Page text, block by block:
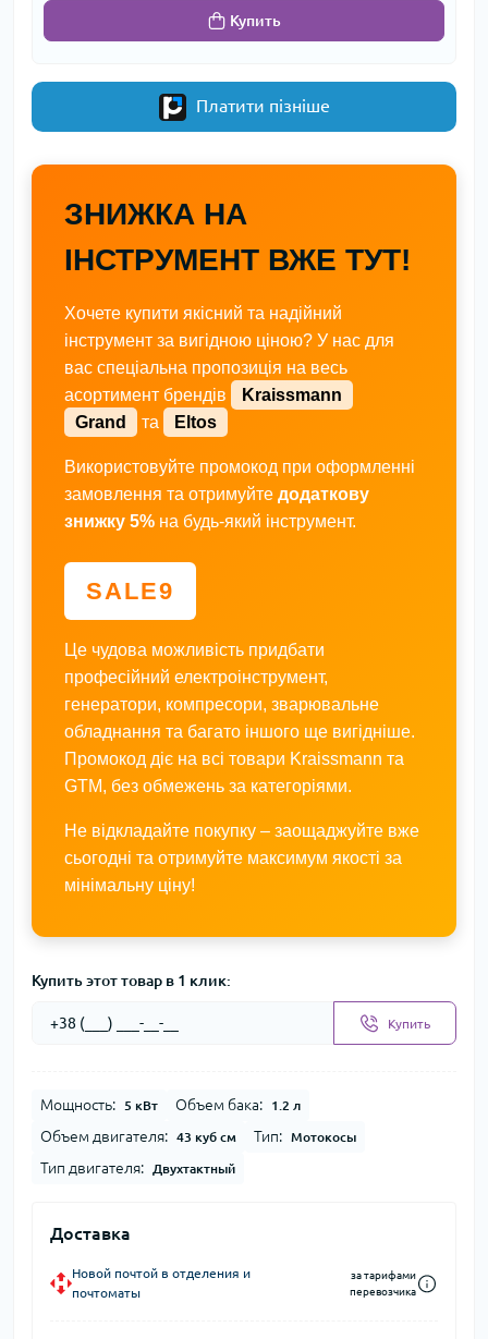
Купить
Платити пізніше
ЗНИЖКА НА
ІНСТРУМЕНТ ВЖЕ ТУТ!
Хочете купити якісний та надійний
інструмент за вигідною ціною? У нас для
вас спеціальна пропозиція на весь
асортимент брендів
Kraissmann
Grand
та Eltos
Використовуйте промокод при оформленні
замовлення та отримуйте додаткову
знижку 5% на будь-який інструмент.
SALE9
Це чудова можливість придбати
професійний електроінструмент,
генератори, компресори, зварювальне
обладнання та багато іншого ще вигідніше.
Промокод діє на всі товари Kraissmann та
GTM, без обмежень за категоріями.
Не відкладайте покупку – заощаджуйте вже
сьогодні та отримуйте максимум якості за
мінімальну ціну!
Купить этот товар в 1 клик:
Купить
Мощность: 5 кВт Объем бака: 1.2 л
Объем двигателя: 43 куб см Тип: Мотокосы
Тип двигателя: Двухтактный
Доставка
Новой почтой в отделения и
почтоматы
за тарифами
перевозчика